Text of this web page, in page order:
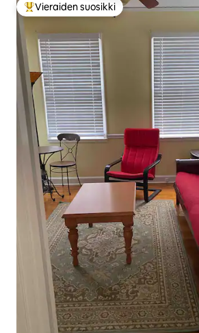
Vieraiden suosikkien parhaimmistoa
Vieraiden suosikki